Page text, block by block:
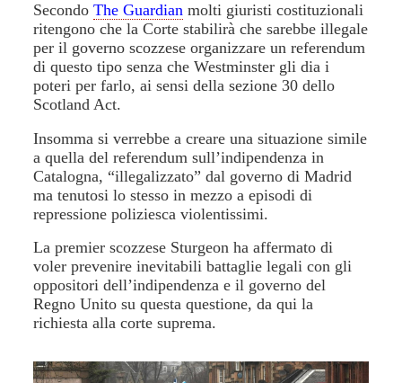
SecondoThe Guardian molti giuristi costituzionali
ritengono che la Corte stabilirà che sarebbe illegale
per il governo scozzese organizzare un referendum
di questo tipo senza che Westminster gli dia i
poteri per farlo, ai sensi della sezione 30 dello
Scotland Act.
Insomma si verrebbe a creare una situazione simile
a quella del referendum sull’indipendenza in
Catalogna, “illegalizzato” dal governo di Madrid
ma tenutosi lo stesso in mezzo a episodi di
repressione poliziesca violentissimi.
La premier scozzese Sturgeon ha affermato di
voler prevenire inevitabili battaglie legali con gli
oppositori dell’indipendenza e il governo del
Regno Unito su questa questione, da qui la
richiesta alla corte suprema.